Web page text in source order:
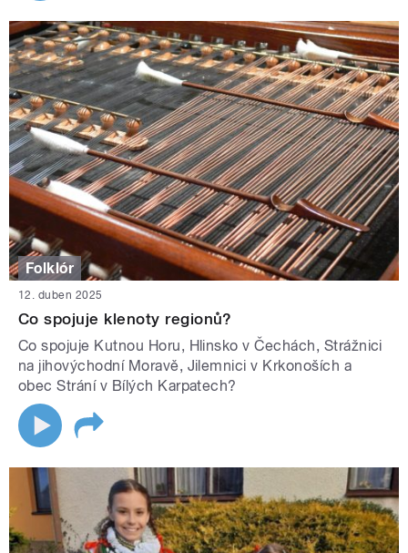
Folklór
12. duben 2025
Co spojuje klenoty regionů?
Co spojuje Kutnou Horu, Hlinsko v Čechách, Strážnici
na jihovýchodní Moravě, Jilemnici v Krkonoších a
obec Strání v Bílých Karpatech?